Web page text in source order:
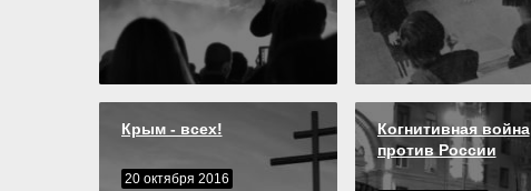
Крым - всех!
20 октября 2016
Когнитивная война
против России